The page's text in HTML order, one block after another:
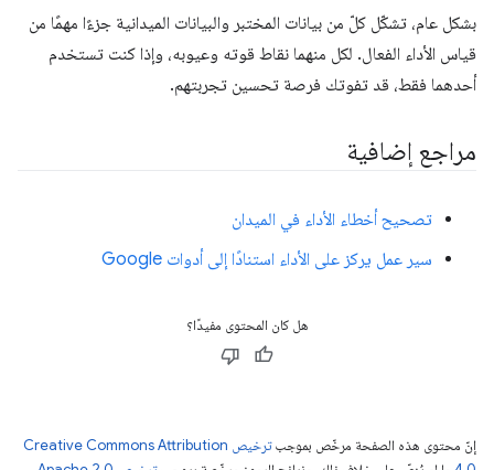
بشكل عام، تشكّل كلّ من بيانات المختبر والبيانات الميدانية جزءًا مهمًا من
قياس الأداء الفعال. لكل منهما نقاط قوته وعيوبه، وإذا كنت تستخدم
أحدهما فقط، قد تفوتك فرصة تحسين تجربتهم.
مراجع إضافية
تصحيح أخطاء الأداء في الميدان
سير عمل يركز على الأداء استنادًا إلى أدوات Google
هل كان المحتوى مفيدًا؟
إنّ محتوى هذه الصفحة مرخّص بموجب
ترخيص Creative Commons Attribution